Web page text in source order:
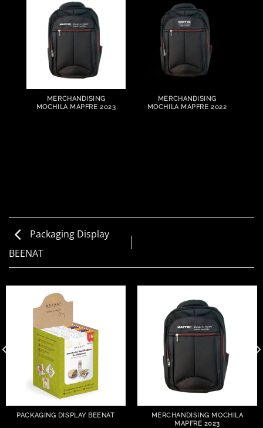
MERCHANDISING
MOCHILA MAPFRE 2023
MERCHANDISING
MOCHILA MAPFRE 2022
Packaging Display
BEENAT
PACKAGING DISPLAY BEENAT
MERCHANDISING MOCHILA
MAPFRE 2023